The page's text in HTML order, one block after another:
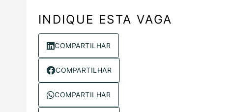
INDIQUE ESTA VAGA
COMPARTILHAR
COMPARTILHAR
COMPARTILHAR